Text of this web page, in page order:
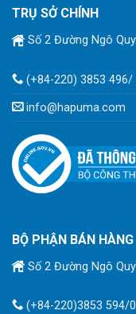
TRỤ SỞ CHÍNH
Số 2 Đường Ngô
(+84-220) 3853 496/
info@hapuma.com
BỘ PHẬN BÁN HÀNG
Số 2 Đường Ngô
(+84-220)3853 594/